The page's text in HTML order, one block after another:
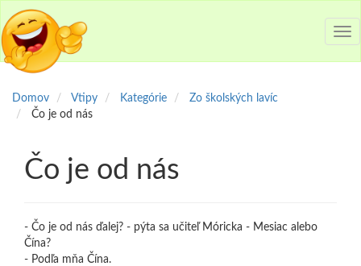
Domov Vtipy Kategórie
Zo školských lavíc
Čo je od nás
Čo je od nás
- Čo je od nás ďalej? - pýta sa učiteľ Móricka - Mesiac alebo
Čína?
- Podľa mňa Čína.